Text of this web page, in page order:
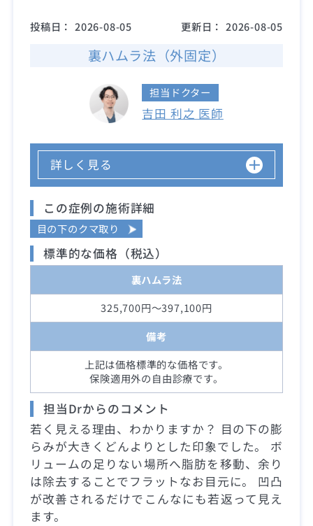
投稿日： 2026-08-05 更新日： 2026-08-05
裏ハムラ法（外固定）
担当ドクター
吉田 利之 医師
詳しく見る
この症例の施術詳細
目の下のクマ取り
標準的な価格（税込）
裏ハムラ法
325,700円～397,100円
備考
上記は価格標準的な価格です。
保険適用外の自由診療です。
担当Drからのコメント
若く見える理由、わかりますか？ 目の下の膨
らみが大きくどんよりとした印象でした。 ボ
リュームの足りない場所へ脂肪を移動、余り
は除去することでフラットなお目元に。 凹凸
が改善されるだけでこんなにも若返って見え
ます。